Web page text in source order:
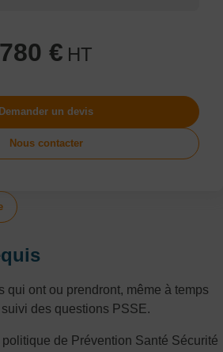
qui ont ou prendront, même à temps
des questions PSSE.
de Prévention Santé Sécurité
780 € HT
Demander un devis
Nous contacter